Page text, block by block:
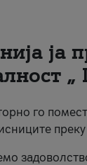
ја
„
го